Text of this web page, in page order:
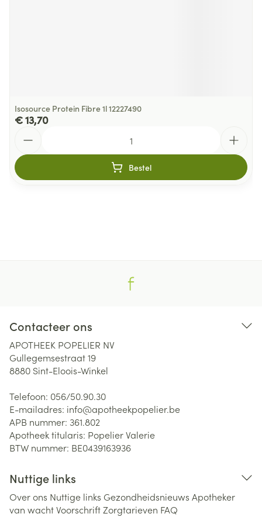
Isosource Protein Fibre 1l 12227490
€ 13,70
Bestel
Contacteer ons
APOTHEEK POPELIER NV
Gullegemsestraat 19
8880 Sint-Eloois-Winkel
Telefoon: 056/50.90.30
E-mailadres: info@apotheekpopelier.be
APB nummer: 361.802
Apotheek titularis: Popelier Valerie
BTW nummer: BE0439163936
Nuttige links
Over ons Nuttige links Gezondheidsnieuws Apotheker
van wachtVoorschriftZorgtarieven FAQ